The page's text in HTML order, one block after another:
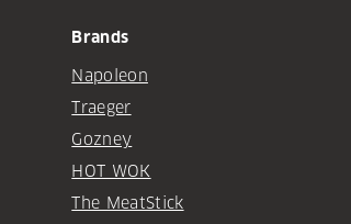
Brands
Napoleon
Traeger
Gozney
HOT WOK
The MeatStick